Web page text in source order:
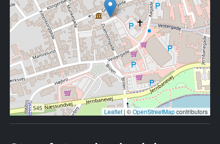
Leaflet | ©OpenStreetMapcontributors